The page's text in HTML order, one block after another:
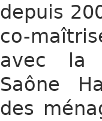
depuis
co-
avec la
Saône
des